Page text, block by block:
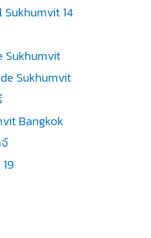
14
Sukhumvit
Sukhumvit
Bangkok